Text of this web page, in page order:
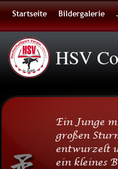
Startseite Bildergalerie
HSV
Ein Junge
großen
entwurzelt
ein kleines